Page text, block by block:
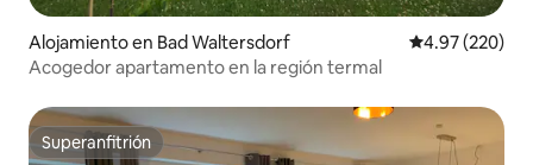
Alojamiento en Bad Waltersdorf Calificación
4.97 (220)
Acogedor apartamento en la región termal
Superanfitrión
Superanfitrión